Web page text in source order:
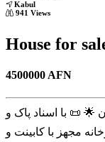
Kabul
941 Views
House for
4500000 AFN
طبق مستحکم و طراحی مدرن 🌟 📜 با اسناد پاک و
مجهز با کابینت و